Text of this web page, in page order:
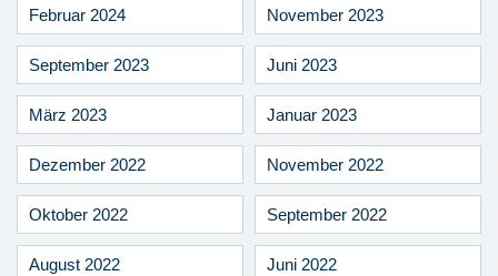
Februar 2024 November 2023
September 2023 Juni 2023
März 2023 Januar 2023
Dezember 2022 November 2022
Oktober 2022 September 2022
August 2022 Juni 2022